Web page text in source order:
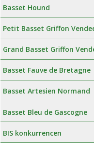
Basset Hound
Petit Basset Griffon
Grand Basset Griffon
Basset Fauve de Bretagne
Basset Artesien Normand
Basset Bleu de Gascogne
BIS konkurrencen